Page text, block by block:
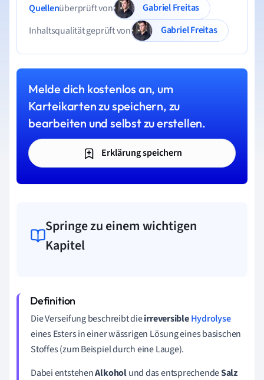
Quellenüberprüft von
Gabriel Freitas
Inhaltsqualität geprüft von
Gabriel Freitas
Melde dich kostenlos an, um
Karteikarten zu speichern, zu
bearbeiten und selbst zu erstellen.
Erklärung speichern
Springe zu einem wichtigen
Kapitel
Die Verseifung beschreibt dieirreversibleHydrolyse
eines Esters in einer wässrigen Lösung eines basischen
Stoffes (zum Beispiel durch eine Lauge).
Dabei entstehenAlkoholund das entsprechendeSalz